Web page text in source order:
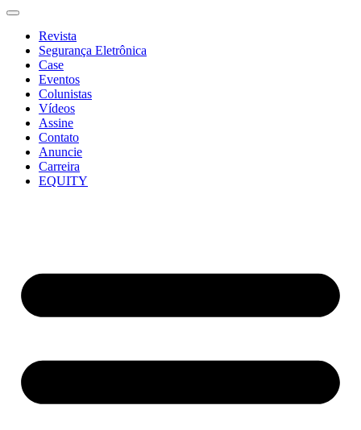
Revista
Segurança Eletrônica
Case
Eventos
Colunistas
Vídeos
Assine
Contato
Anuncie
Carreira
EQUITY